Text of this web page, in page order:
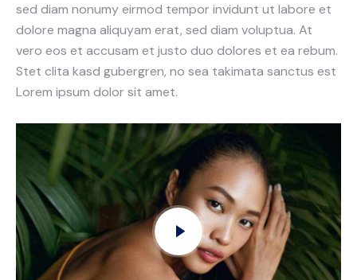
sed diam nonumy eirmod tempor invidunt ut labore et
dolore magna aliquyam erat, sed diam voluptua. At
vero eos et accusam et justo duo dolores et ea rebum.
Stet clita kasd gubergren, no sea takimata sanctus est
Lorem ipsum dolor sit amet.